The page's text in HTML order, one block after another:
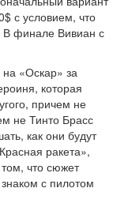
с условием, что
В финале Вивиан с
«Оскар» за
которая
причем не
не Тинто Брасс
как они будут
ракета»,
что сюжет
с пилотом